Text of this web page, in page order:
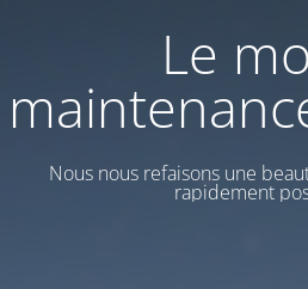
Le
Nous nous refaisons une
rapidement